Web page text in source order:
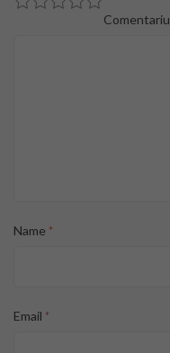
Comentariu
Name *
Email *